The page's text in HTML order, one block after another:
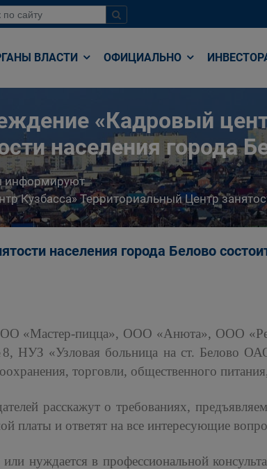
ВЛАСТИ ОФИЦИАЛЬНО
«Кадровый
населения города
информируют
Кузбасса» Территориальный Центр
населения города Белово
«Мастер-пицца», ООО «Анюта», ООО
НУЗ «Узловая больница на ст. Белово
торговли, общественного
расскажут о требованиях,
платы и ответят на все интересующие
нуждается в профессиональной